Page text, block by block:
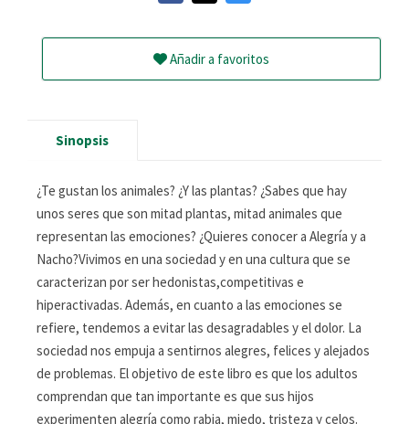
Añadir a favoritos
Sinopsis
¿Te gustan los animales? ¿Y las plantas? ¿Sabes que hay
unos seres que son mitad plantas, mitad animales que
representan las emociones? ¿Quieres conocer a Alegría y a
Nacho?Vivimos en una sociedad y en una cultura que se
caracterizan por ser hedonistas,competitivas e
hiperactivadas. Además, en cuanto a las emociones se
refiere, tendemos a evitar las desagradables y el dolor. La
sociedad nos empuja a sentirnos alegres, felices y alejados
de problemas. El objetivo de este libro es que los adultos
comprendan que tan importante es que sus hijos
experimenten alegría como rabia, miedo, tristeza y celos.